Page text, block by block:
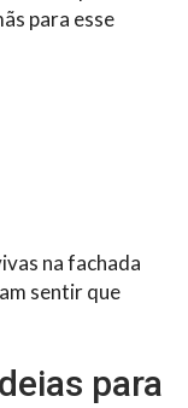
para esse
na fachada
sentir que
para